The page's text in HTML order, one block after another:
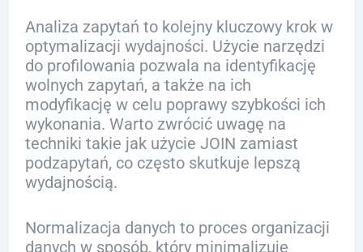
Analiza zapytań to kolejny kluczowy krok w
optymalizacji wydajności. Użycie narzędzi
do profilowania pozwala na identyfikację
wolnych zapytań, a także na ich
modyfikację w celu poprawy szybkości ich
wykonania. Warto zwrócić uwagę na
techniki takie jak użycie JOIN zamiast
podzapytań, co często skutkuje lepszą
wydajnością.
Normalizacja danych to proces organizacji
danych w sposób, który minimalizuje